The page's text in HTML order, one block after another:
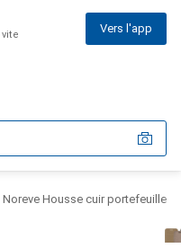
Vers l'app
Noreve Housse cuir portefeuille